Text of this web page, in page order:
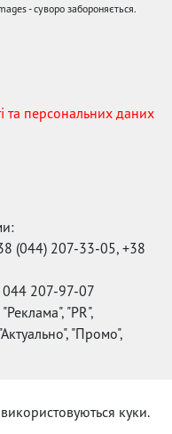
- суворо забороняється.
та персональних даних
(044) 207-33-05, +38
044 207-97-07
"PR",
"Промо",
куки.